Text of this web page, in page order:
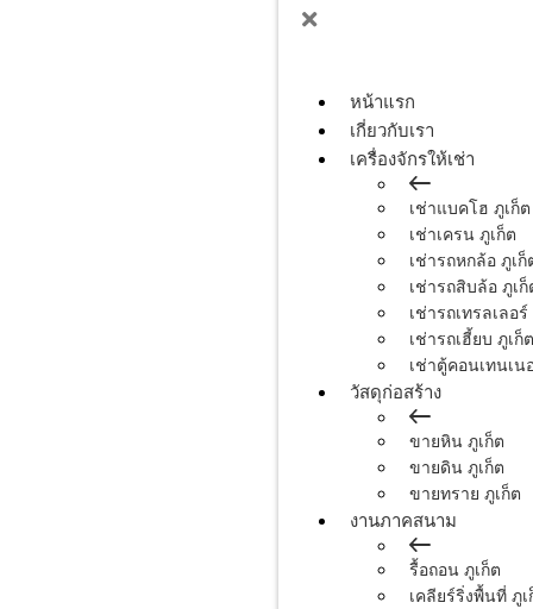
หน้าแรก
เกี่ยวกับเรา
เครื่องจักรให้เช่า
เช่าแบคโฮ ภูเก็ต
เช่าเครน ภูเก็ต
เช่ารถหกล้อ ภูเก็
เช่ารถสิบล้อ ภูเ
เช่ารถเทรลเลอ
เช่ารถเฮี้ยบ ภูเก็ต
เช่าตู้คอนเทนเน
วัสดุก่อสร้าง
ขายหิน ภูเก็ต
ขายดิน ภูเก็ต
ขายทราย ภูเก็ต
งานภาคสนาม
รื้อถอน ภูเก็ต
เคลียร์ริ่งพื้นที่ ภู